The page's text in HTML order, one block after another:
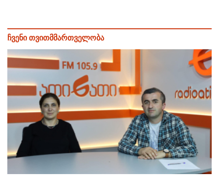
ჩვენი თვითმმართველობა